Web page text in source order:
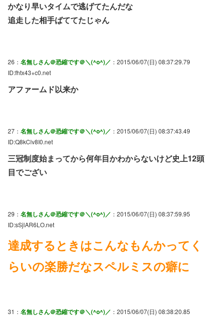
かなり早いタイムで逃げてたんだな
追走した相手ばててたじゃん
26： 名無しさん＠恐縮です＠＼(^o^)／ ：2015/06/07(日) 08:37:29.79
ID:fhtx43+c0.net
アファームド以来か
27： 名無しさん＠恐縮です＠＼(^o^)／ ：2015/06/07(日) 08:37:43.49
ID:Q8kClv8I0.net
三冠制度始まってから何年目かわからないけど史上12頭
目でござい
29： 名無しさん＠恐縮です＠＼(^o^)／ ：2015/06/07(日) 08:37:59.95
ID:sSjlAR6LO.net
達成するときはこんなもんかってく
らいの楽勝だなスペルミスの癖に
31： 名無しさん＠恐縮です＠＼(^o^)／ ：2015/06/07(日) 08:38:20.85